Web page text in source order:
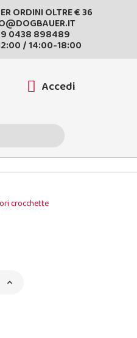
ORDINI OLTRE € 36
0438 898489
/ 14:00-18:00
Accedi
crocchette